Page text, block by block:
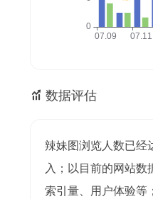
数据评估
辣妹图浏览人数已经
入；以目前的网站
索引量、用户体验等